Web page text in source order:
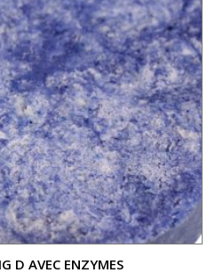
D AVEC ENZYMES